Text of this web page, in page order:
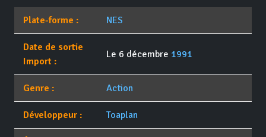
Plate-forme : NES
Date de sortie
Import :
Le 6 décembre 1991
Genre : Action
Développeur : Toaplan